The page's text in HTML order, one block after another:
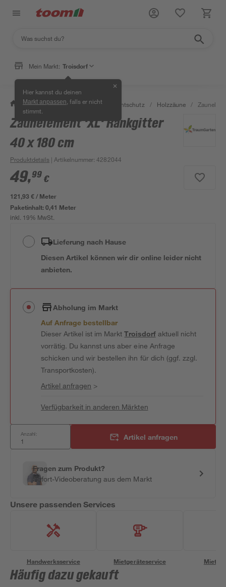
Mein Markt: Troisdorf
Hier kannst du deinen
Markt anpassen , falls er nicht
stimmt.
✕
/ Garten & Freizeit / Zäune & Sichtschutz / Holzzäune /
Zaunelement 'XL' Rankgitter
40 x 180 cm
Produktdetails | Artikelnummer:4282044
49,99 €
121,93 € / Meter
Paketinhalt:0,41 Meter
inkl. 19% MwSt.
Lieferung nach Hause
Diesen Artikel können wir dir online leider nicht
anbieten.
Abholung im Markt
Auf Anfrage bestellbar
Dieser Artikel ist im MarktTroisdorfaktuell nicht
vorrätig. Du kannst uns aber eine Anfrage
schicken und wir bestellen ihn für dich (ggf. zzgl.
Transportkosten).
Artikel anfragen >
Verfügbarkeit in anderen Märkten
Anzahl: Artikel anfragen
Fragen zum Produkt?
Sofort-Videoberatung aus dem Markt
Unsere passenden Services
Handwerksservice Mietgeräteservice
Häufig dazu gekauft